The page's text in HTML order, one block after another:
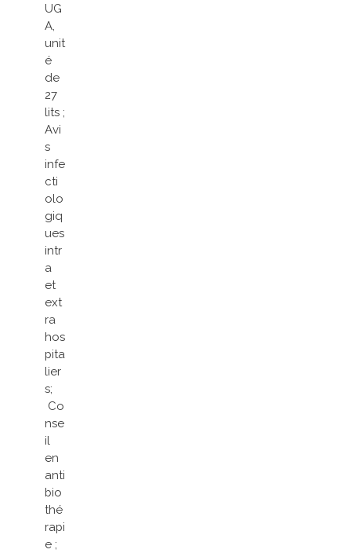
UG
A,
unit
é
de
27
lits ;
Avi
s
infe
cti
olo
giq
ues
intr
a
et
ext
ra
hos
pita
lier
s;
Co
nse
il
en
anti
bio
thé
rapi
e ;